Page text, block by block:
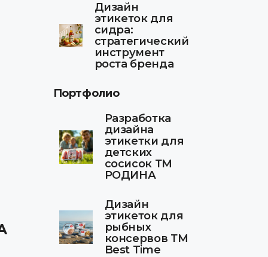
Дизайн
этикеток для
сидра:
стратегический
инструмент
роста бренда
Портфолио
Разработка
дизайна
этикетки для
детских
сосисок ТМ
РОДИНА
Дизайн
этикеток для
рыбных
консервов ТМ
Best Time